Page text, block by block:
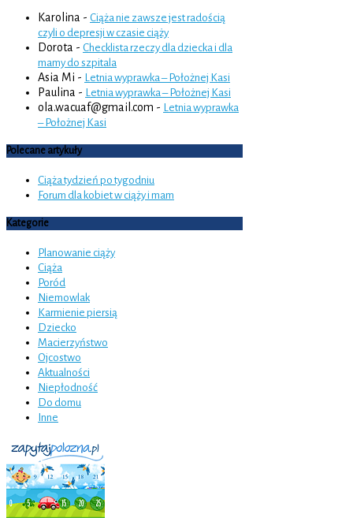
Karolina - Ciąża nie zawsze jest radością
czyli o depresji w czasie ciąży
Dorota - Checklista rzeczy dla dziecka i dla
mamy do szpitala
Asia Mi - Letnia wyprawka – Położnej Kasi
Paulina - Letnia wyprawka – Położnej Kasi
ola.wacuaf@gmail.com - Letnia wyprawka
– Położnej Kasi
Polecane artykuły
Ciąża tydzień po tygodniu
Forum dla kobiet w ciąży i mam
Kategorie
Planowanie ciąży
Ciąża
Poród
Niemowlak
Karmienie piersią
Dziecko
Macierzyństwo
Ojcostwo
Aktualności
Niepłodność
Do domu
Inne